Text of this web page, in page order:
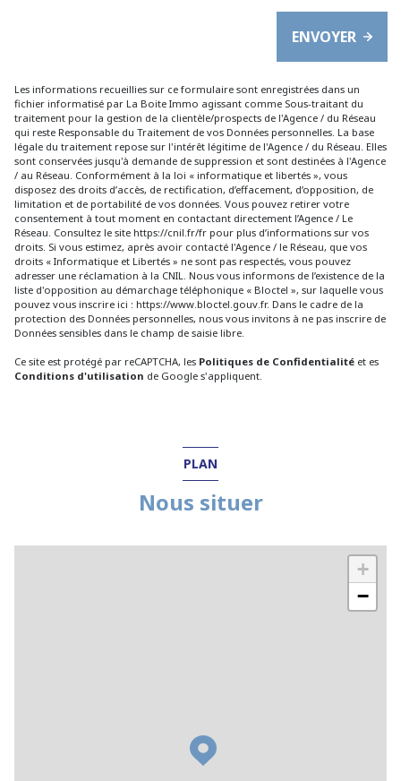
ENVOYER
Les informations recueillies sur ce formulaire sont enregistrées dans un
fichier informatisé par La Boite Immo agissant comme Sous-traitant du
traitement pour la gestion de la clientèle/prospects de l'Agence / du Réseau
qui reste Responsable du Traitement de vos Données personnelles. La base
légale du traitement repose sur l'intérêt légitime de l'Agence / du Réseau. Elles
sont conservées jusqu'à demande de suppression et sont destinées à l'Agence
/ au Réseau. Conformément à la loi « informatique et libertés », vous
disposez des droits d’accès, de rectification, d’effacement, d’opposition, de
limitation et de portabilité de vos données. Vous pouvez retirer votre
consentement à tout moment en contactant directement l’Agence / Le
Réseau. Consultez le site https://cnil.fr/fr pour plus d’informations sur vos
droits. Si vous estimez, après avoir contacté l'Agence / le Réseau, que vos
droits « Informatique et Libertés » ne sont pas respectés, vous pouvez
adresser une réclamation à la CNIL. Nous vous informons de l’existence de la
liste d'opposition au démarchage téléphonique « Bloctel », sur laquelle vous
pouvez vous inscrire ici : https://www.bloctel.gouv.fr. Dans le cadre de la
protection des Données personnelles, nous vous invitons à ne pas inscrire de
Données sensibles dans le champ de saisie libre.
Ce site est protégé par reCAPTCHA, les Politiques de Confidentialité et es
Conditions d'utilisation de Google s'appliquent.
PLAN
Nous situer
+
−